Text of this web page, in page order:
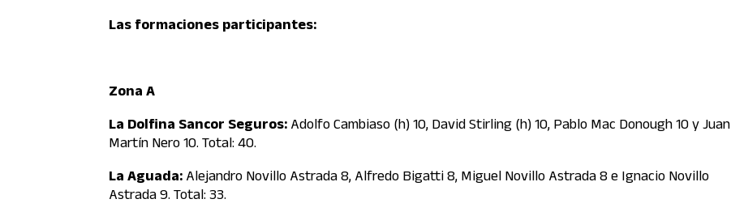
Las formaciones participantes:
Zona A
La Dolfina Sancor Seguros: Adolfo Cambiaso (h) 10, David Stirling (h) 10, Pablo Mac Donough 10 y Juan
Martín Nero 10. Total: 40.
La Aguada: Alejandro Novillo Astrada 8, Alfredo Bigatti 8, Miguel Novillo Astrada 8 e Ignacio Novillo
Astrada 9. Total: 33.